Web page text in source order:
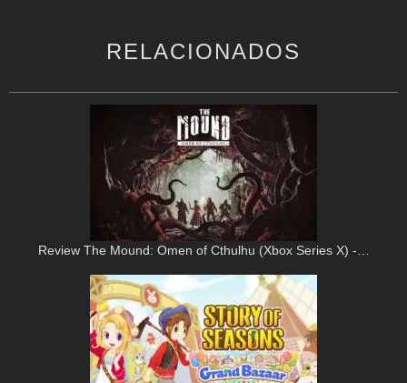
RELACIONADOS
Review The Mound: Omen of Cthulhu (Xbox Series X) -…